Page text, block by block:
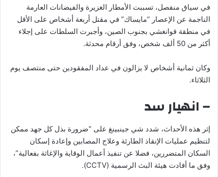
في سياق منفصل، تسببت الأمطار الغزيرة والفيضانات العارمة
الناجمة عن الإعصار “مايساك” في مقتل أربعة أشخاص على الأقل
في منطقة قوانغشي بجنوب الصين، وأجبرت السلطات على إجلاء
أكثر من 50 ألف شخص، وفق أرقام محدثة.
وكان ثمانية أشخاص لا يزالون في عداد المفقودين حتى منتصف يوم
الثلاثاء.
– انهيار سد
إثر هذه الأحداث، شدد شي جينبينغ على “ضرورة بذل كل جهد ممكن
لتنظيم عمليات الإنقاذ الطارئة وعلاج المصابين وإعادة إسكان
السكان المتضررين، فضلا عن تنفيذ أعمال الوقاية والإغاثة بفعالية”،
وفق ما أفادت هيئة البث الرسمية (CCTV).